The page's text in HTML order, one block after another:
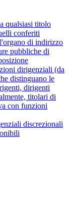
qualsiasi titolo
conferiti
di indirizzo
pubbliche di
dirigenziali (da
distinguano le
dirigenti
titolari di
con funzioni
discrezionali